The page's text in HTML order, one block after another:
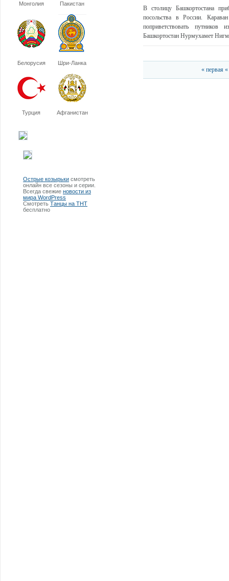
Монголия Пакистан
Белорусия Шри-Ланка
Турция Афганистан
Острые козырьки смотреть
онлайн все сезоны и серии.
Всегда свежие новости из
мира WordPress
Смотреть Танцы на ТНТ
бесплатно
В столицу Башкортостана
посольства в России.
поприветствовать путников
Башкортостан Нурмухамет
« первая